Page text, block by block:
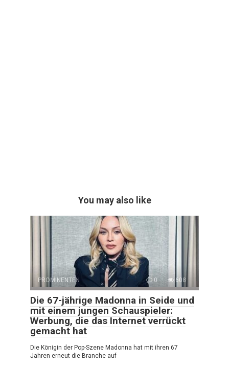
You may also like
PROMINENTEN 0 608
Die 67-jährige Madonna in Seide und
mit einem jungen Schauspieler:
Werbung, die das Internet verrückt
gemacht hat
Die Königin der Pop-Szene Madonna hat mit ihren 67
Jahren erneut die Branche auf